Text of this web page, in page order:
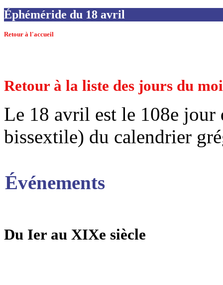
Éphéméride du 18 avril
Retour à l'accueil
Retour à la liste des jours du
Le 18 avril est le 108e jour
bissextile) du calendrier
Événements
Du Ier au XIXe siècle